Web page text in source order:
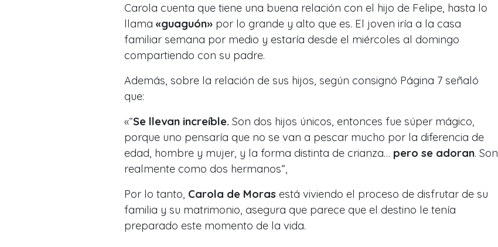
Carola cuenta que tiene una buena relación con el hijo de Felipe, hasta lo
llama «guaguón» por lo grande y alto que es. El joven iría a la casa
familiar semana por medio y estaría desde el miércoles al domingo
compartiendo con su padre.
Además, sobre la relación de sus hijos, según consignó Página 7 señaló
que:
«“Se llevan increíble. Son dos hijos únicos, entonces fue súper mágico,
porque uno pensaría que no se van a pescar mucho por la diferencia de
edad, hombre y mujer, y la forma distinta de crianza… pero se adoran. Son
realmente como dos hermanos”,
Por lo tanto, Carola de Moras está viviendo el proceso de disfrutar de su
familia y su matrimonio, asegura que parece que el destino le tenía
preparado este momento de la vida.